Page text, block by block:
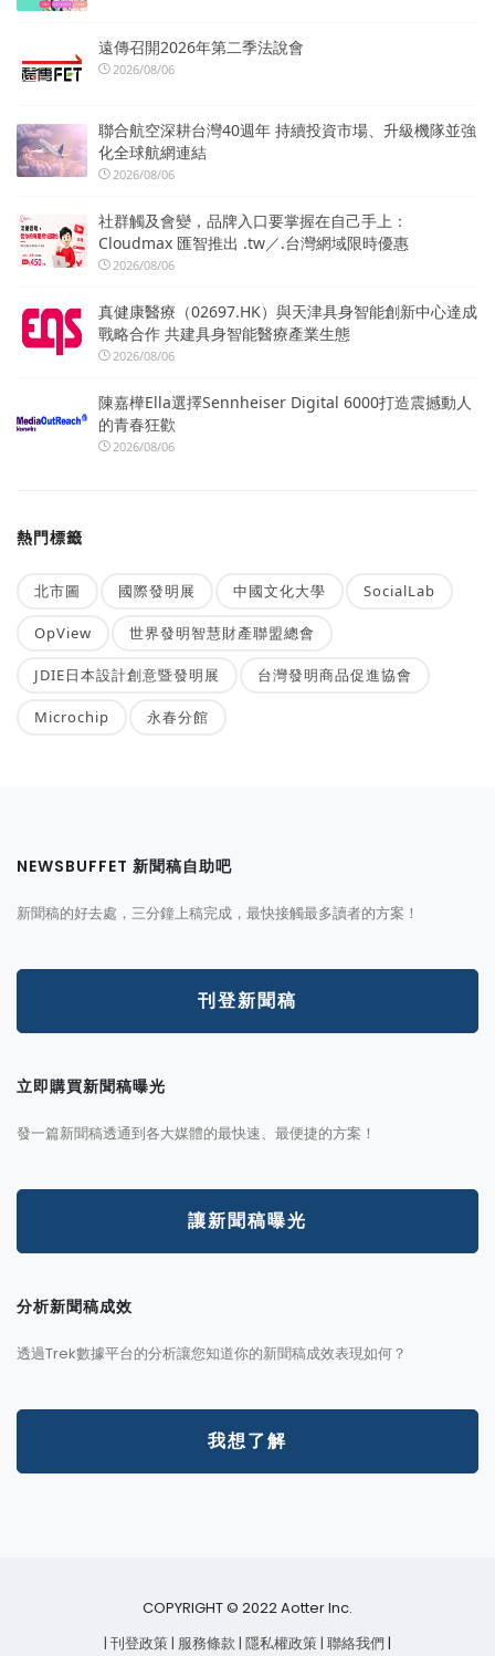
遠傳召開2026年第二季法說會
2026/08/06
聯合航空深耕台灣40週年 持續投資市場、升級機隊並強
化全球航網連結
2026/08/06
社群觸及會變，品牌入口要掌握在自己手上：
Cloudmax 匯智推出 .tw／.台灣網域限時優惠
2026/08/06
真健康醫療（02697.HK）與天津具身智能創新中心達成
戰略合作 共建具身智能醫療產業生態
2026/08/06
陳嘉樺Ella選擇Sennheiser Digital 6000打造震撼動人
的青春狂歡
2026/08/06
熱門標籤
北市圖 國際發明展 中國文化大學 SocialLab
OpView 世界發明智慧財產聯盟總會
JDIE日本設計創意暨發明展 台灣發明商品促進協會
Microchip 永春分館
NEWSBUFFET 新聞稿自助吧
新聞稿的好去處，三分鐘上稿完成，最快接觸最多讀者的方案！
刊登新聞稿
立即購買新聞稿曝光
發一篇新聞稿透通到各大媒體的最快速、最便捷的方案！
讓新聞稿曝光
分析新聞稿成效
透過Trek數據平台的分析讓您知道你的新聞稿成效表現如何？
我想了解
COPYRIGHT © 2022 Aotter Inc.
| 刊登政策| 服務條款| 隱私權政策| 聯絡我們 |